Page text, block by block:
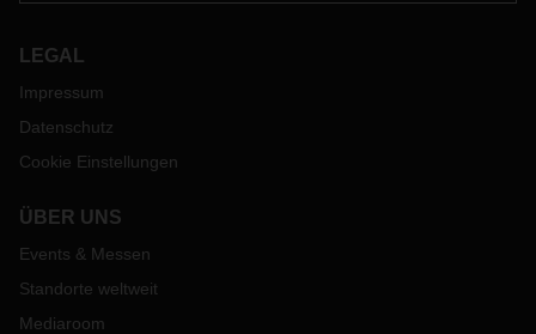
LEGAL
Impressum
Datenschutz
Cookie Einstellungen
ÜBER UNS
Events & Messen
Standorte weltweit
Mediaroom